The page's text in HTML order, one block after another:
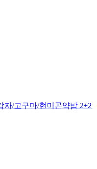
자/고구마/현미곤약밥 2+2